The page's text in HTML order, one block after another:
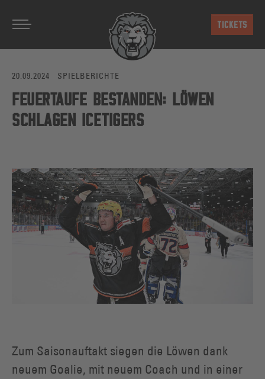
TICKETS
20.09.2024 SPIELBERICHTE
FEUERTAUFE BESTANDEN: LÖWEN
SCHLAGEN ICETIGERS
Zum Saisonauftakt siegen die Löwen dank
neuem Goalie, mit neuem Coach und in einer